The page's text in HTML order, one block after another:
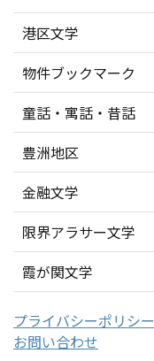
港区文学
物件ブックマーク
童話・寓話・昔話
豊洲地区
金融文学
限界アラサー文学
霞が関文学
プライバシーポリシー
お問い合わせ